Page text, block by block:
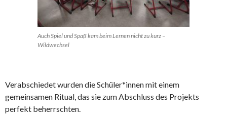
Auch Spiel und Spaß kam beim Lernen nicht zu kurz –
Wildwechsel
Verabschiedet wurden die Schüler*innen mit einem
gemeinsamen Ritual, das sie zum Abschluss des Projekts
perfekt beherrschten.